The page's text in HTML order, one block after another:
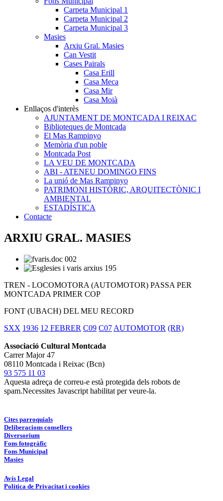
Carpeta Municipal 1
Carpeta Municipal 2
Carpeta Municipal 3
Masies
Arxiu Gral. Masies
Can Vestit
Cases Pairals
Casa Erill
Casa Meca
Casa Mir
Casa Moià
Enllaços d'interès
AJUNTAMENT DE MONTCADA I REIXAC
Biblioteques de Montcada
El Mas Rampinyo
Memòria d'un poble
Montcada Post
LA VEU DE MONTCADA
ABI - ATENEU DOMINGO FINS
La unió de Mas Rampinyo
PATRIMONI HISTÒRIC, ARQUITECTÒNIC I
AMBIENTAL
ESTADÍSTICA
Contacte
ARXIU GRAL. MASIES
TREN - LOCOMOTORA (AUTOMOTOR) PASSA PER
MONTCADA PRIMER COP
FONT (UBACH) DEL MEU RECORD
SXX 1936 12 FEBRER C09 C07 AUTOMOTOR (RR)
Associació Cultural Montcada
Carrer Major 47
08110 Montcada i Reixac (Bcn)
93 575 11 03
Aquesta adreça de correu-e està protegida dels robots de
spam.Necessites Javascript habilitat per veure-la.
Cites parroquials
Deliberacions consellers
Diversorium
Fons fotogràfic
Fons Municipal
Masies
Avís Legal
Política de Privacitat i cookies